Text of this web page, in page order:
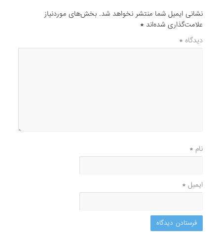
نشانی ایمیل شما منتشر نخواهد شد. بخش‌های موردنیاز
علامت‌گذاری شده‌اند*
دیدگاه*
نام*
ایمیل*